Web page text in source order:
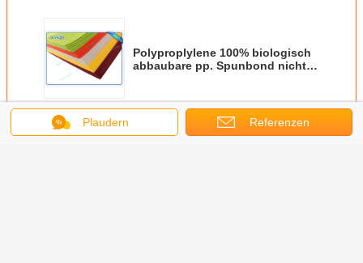
Polyproplylene 100% biologisch
abbaubare pp. Spunbond nicht
Plaudern Referenzen